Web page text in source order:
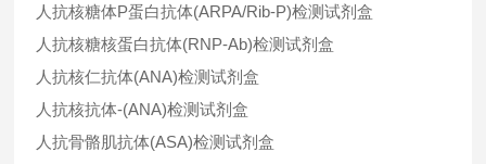
人抗核糖体P蛋白抗体(ARPA/Rib-P)检测试剂盒
人抗核糖核蛋白抗体(RNP-Ab)检测试剂盒
人抗核仁抗体(ANA)检测试剂盒
人抗核抗体-(ANA)检测试剂盒
人抗骨骼肌抗体(ASA)检测试剂盒